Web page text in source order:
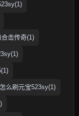
合击传奇(1)
么刷元宝523sy(1)